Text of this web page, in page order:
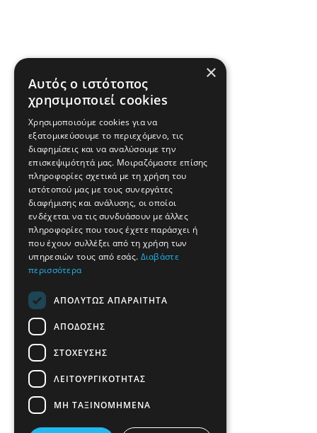
×
Αυτός ο ιστότοπος
χρησιμοποιεί cookies
Χρησιμοποιούμε cookies για να
εξατομικεύσουμε το περιεχόμενο, τις
διαφημίσεις και να αναλύσουμε την
επισκεψιμότητά μας. Μοιραζόμαστε επίσης
πληροφορίες σχετικά με τη χρήση του
ιστότοπού μας με τους συνεργάτες
διαφήμισης και ανάλυσης, οι οποίοι
ενδέχεται να τις συνδυάσουν με άλλες
πληροφορίες που τους έχετε παράσχει ή
που έχουν συλλέξει από τη χρήση των
υπηρεσιών τους από εσάς. Διαβάστε
περισσότερα
ΑΠΟΛΎΤΩΣ ΑΠΑΡΑΊΤΗΤΑ
ΑΠΌΔΟΣΗΣ
ΣΤΌΧΕΥΣΗΣ
ΛΕΙΤΟΥΡΓΙΚΌΤΗΤΑΣ
ΜΗ ΤΑΞΙΝΟΜΗΜΈΝΑ